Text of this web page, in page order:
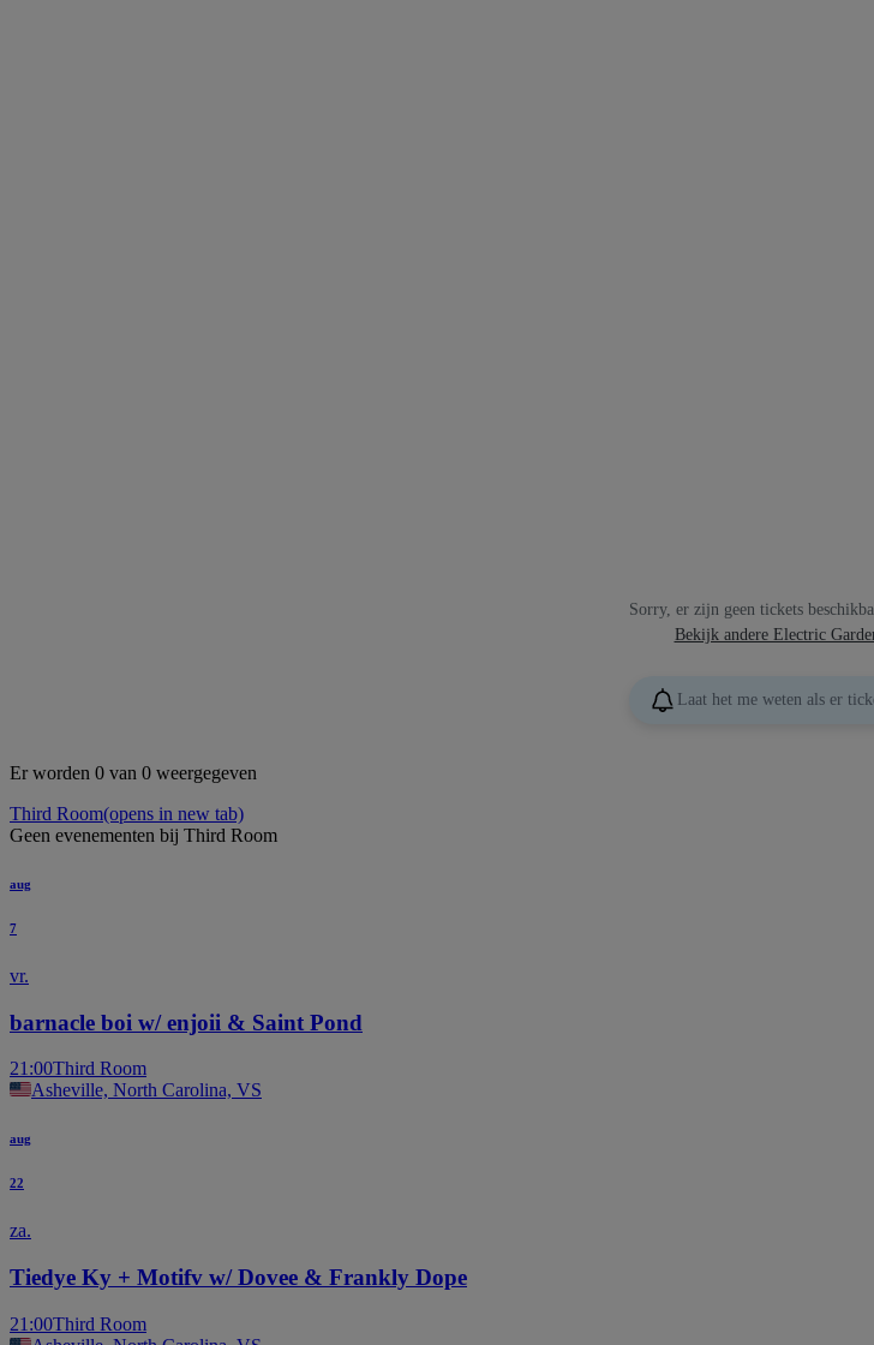
Sorry, er zijn geen tickets
Bekijk andere Electric
Laat het me weten als er
Er worden 0 van 0 weergegeven
Third Room(opens in new tab)
Geen evenementen bij Third Room
aug
7
vr.
barnacle boi w/ enjoii & Saint Pond
21:00Third Room
Asheville, North Carolina, VS
aug
22
za.
Tiedye Ky + Motifv w/ Dovee & Frankly Dope
21:00Third Room